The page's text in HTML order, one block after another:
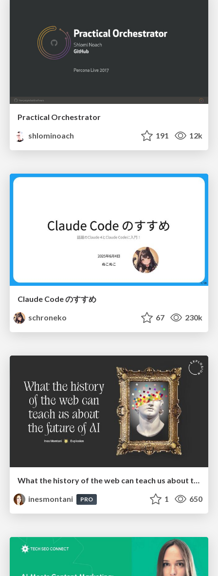
Practical Orchestrator
shlominoach
191 12k
Claude Code のすすめ
schroneko
67 230k
What the history of the web can teach us about the future of AI
inesmontani
PRO 1 650